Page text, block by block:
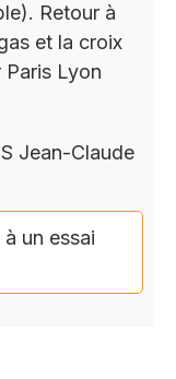
Retour à
et la croix
Paris Lyon
Jean-Claude
un essai